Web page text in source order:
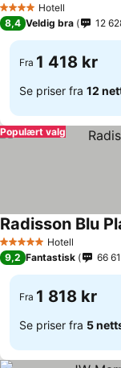
4 StjernerHotell
8,4 Veldig bra 12
Fra 1 418 kr
Se priser fra 12
Populært valg
5 Stjerner Hotell
Radisson Blu
9,2 Fantastisk 66
Fra 1 818 kr
Se priser fra 5